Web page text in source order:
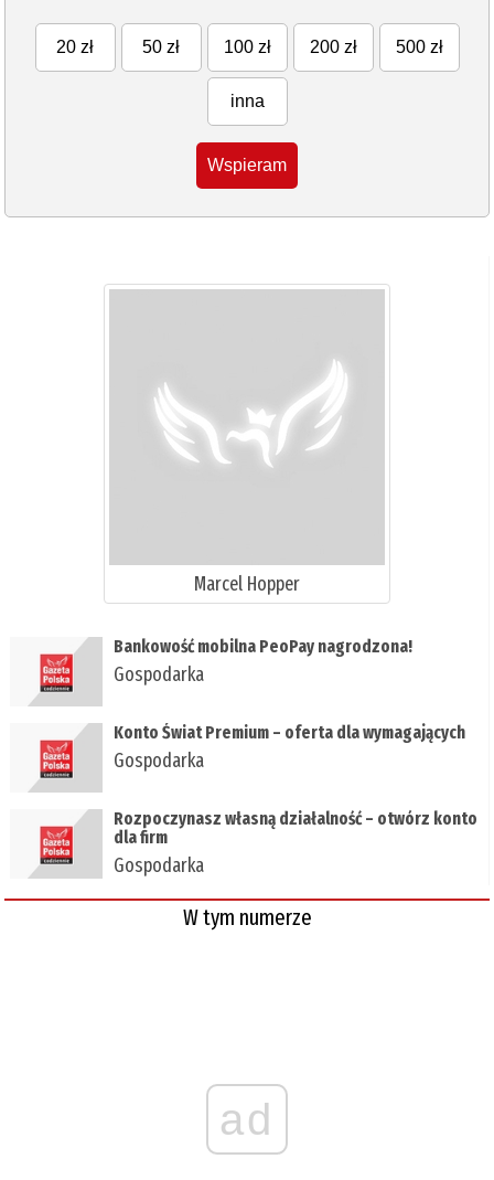
20 zł 50 zł 100 zł 200 zł 500 zł
inna
Wspieram
Marcel Hopper
Bankowość mobilna PeoPay nagrodzona!
Gospodarka
Konto Świat Premium – oferta dla wymagających
Gospodarka
Rozpoczynasz własną działalność – otwórz konto
dla firm
Gospodarka
W tym numerze
ad